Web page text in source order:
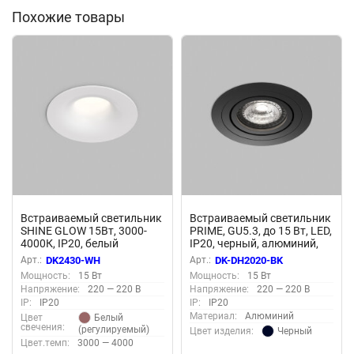
Похожие товары
Встраиваемый светильник
SHINE GLOW 15Вт, 3000-
4000К, IP20, белый
матовый, алюминий,
Denkirs DK2430-WH
Арт.: DK2430-WH
Мощность:
15 Вт
Напряжение:
220 — 220 В
IP:
IP20
Цвет
свечения:
Белый
(регулируемый)
Цвет.темп:
3000 — 4000
Встраиваемый светильник
PRIME, GU5.3, до 15 Вт, LED,
IP20, черный, алюминий,
Denkirs DK-DH2020-BK
Арт.: DK-DH2020-BK
Мощность:
15 Вт
Напряжение:
220 — 220 В
IP:
IP20
Материал:
Алюминий
Цвет изделия:
Черный